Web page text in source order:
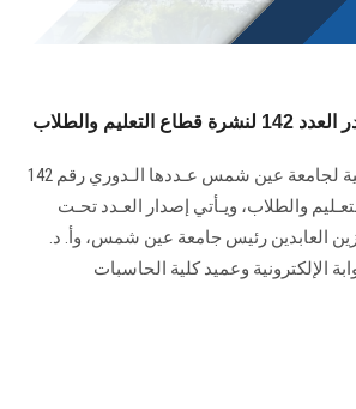
الدراسات العليا
الزائـرون
سجل الان
والطلاب
تصدر البـوابة الإلكـترونية لجامعة عين شمس عـددها الـدوري رقم 142
لنـشرة قطاع شـؤون التعـليم ‏والطلاب‎، ويـأتي إصدار العـدد تحـت
العابدين رئيس جامعة عين شمس، وأ. د.
الإلكترونية وعميد كلية الحاسبات